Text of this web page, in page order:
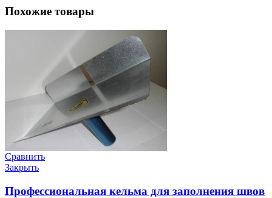
Похожие товары
Сравнить
Закрыть
Профессиональная кельма для заполнения швов